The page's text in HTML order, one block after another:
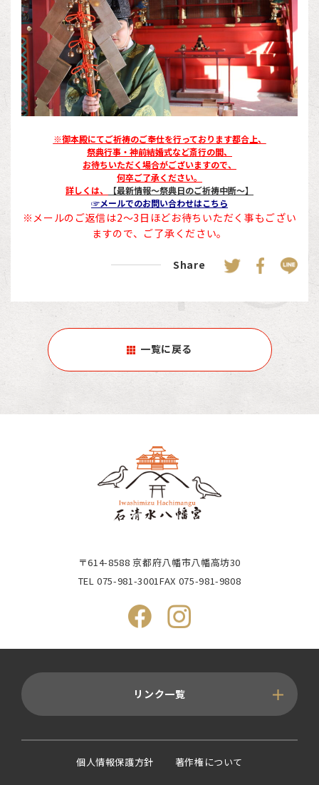
※御本殿にてご祈祷のご奉仕を行っております都合上、
祭典行事・神前結婚式など斎行の間、
お待ちいただく場合がございますので、
何卒ご了承ください。
詳しくは、
【最新情報～祭典日のご祈祷中断～】
☞メールでのお問い合わせはこちら
※メールのご返信は2～3日ほどお待ちいただく事もござい
ますので、ご了承ください。
Share
一覧に戻る
〒614-8588 京都府八幡市八幡高坊30
TEL075-981-3001 FAX 075-981-9808
リンク一覧
個人情報保護方針 著作権について